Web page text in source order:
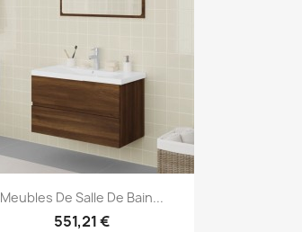
Aperçu rapide
Meubles De Salle De Bain...
551,21 €